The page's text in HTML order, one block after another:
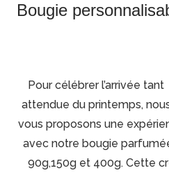
Bougie
Pour célébrer l’arrivée tant
attendue du printemps,
vous proposons une
avec notre bougie
90g,150g et 400g. Cette